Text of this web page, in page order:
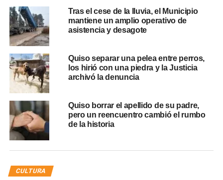
Tras el cese de la lluvia, el Municipio
mantiene un amplio operativo de
asistencia y desagote
Quiso separar una pelea entre perros,
los hirió con una piedra y la Justicia
archivó la denuncia
Quiso borrar el apellido de su padre,
pero un reencuentro cambió el rumbo
de la historia
CULTURA